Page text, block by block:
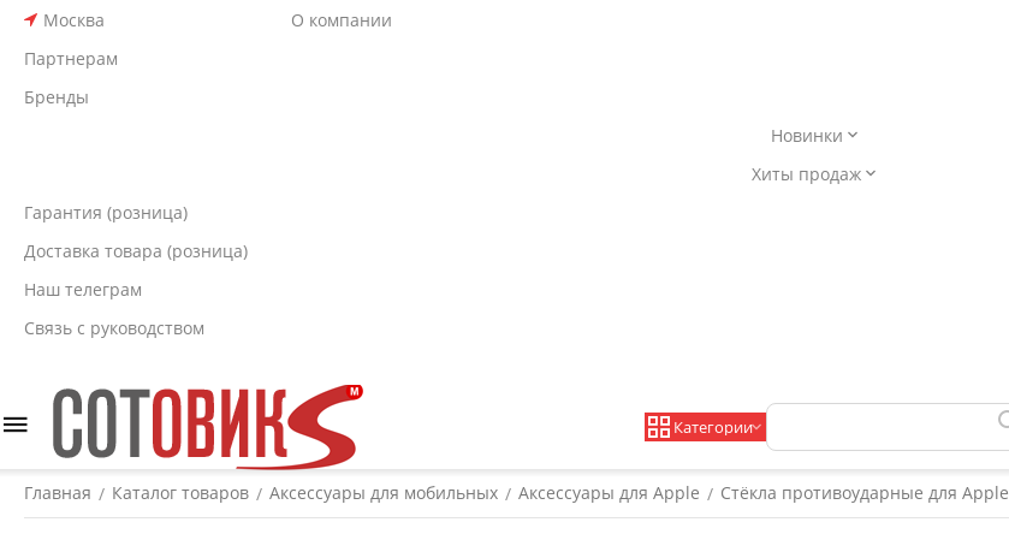
Москва
О компании
Партнерам
Бренды
Новинки
Хиты продаж
Гарантия (розница)
Доставка товара (розница)
Наш телеграм
Связь с руководством
Категории
Главная / Каталог товаров / Аксессуары для мобильных / Аксессуары для Apple / Стёкла противоударные для Apple